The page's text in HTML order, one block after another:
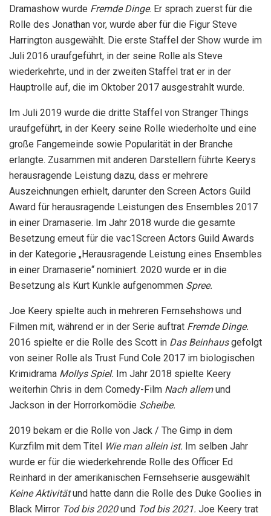
Dramashow wurde Fremde Dinge. Er sprach zuerst für die
Rolle des Jonathan vor, wurde aber für die Figur Steve
Harrington ausgewählt. Die erste Staffel der Show wurde im
Juli 2016 uraufgeführt, in der seine Rolle als Steve
wiederkehrte, und in der zweiten Staffel trat er in der
Hauptrolle auf, die im Oktober 2017 ausgestrahlt wurde.
Im Juli 2019 wurde die dritte Staffel von Stranger Things
uraufgeführt, in der Keery seine Rolle wiederholte und eine
große Fangemeinde sowie Popularität in der Branche
erlangte. Zusammen mit anderen Darstellern führte Keerys
herausragende Leistung dazu, dass er mehrere
Auszeichnungen erhielt, darunter den Screen Actors Guild
Award für herausragende Leistungen des Ensembles 2017
in einer Dramaserie. Im Jahr 2018 wurde die gesamte
Besetzung erneut für die vac1Screen Actors Guild Awards
in der Kategorie „Herausragende Leistung eines Ensembles
in einer Dramaserie“ nominiert. 2020 wurde er in die
Besetzung als Kurt Kunkle aufgenommen Spree.
Joe Keery spielte auch in mehreren Fernsehshows und
Filmen mit, während er in der Serie auftrat Fremde Dinge.
2016 spielte er die Rolle des Scott in Das Beinhausgefolgt
von seiner Rolle als Trust Fund Cole 2017 im biologischen
Krimidrama Mollys Spiel. Im Jahr 2018 spielte Keery
weiterhin Chris in dem Comedy-Film Nach allemund
Jackson in der Horrorkomödie Scheibe.
2019 bekam er die Rolle von Jack / The Gimp in dem
Kurzfilm mit dem Titel
Wie man allein ist. Im selben Jahr
wurde er für die wiederkehrende Rolle des Officer Ed
Reinhard in der amerikanischen Fernsehserie ausgewählt
Keine Aktivitätund hatte dann die Rolle des Duke Goolies in
Black Mirror Tod bis 2020und Tod bis 2021. Joe Keery trat